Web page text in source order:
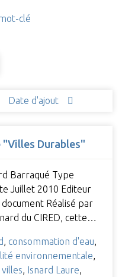
clé
Date d'ajout
Durables"
Barraqué Type
Juillet 2010 Editeur
document Réalisé par
du CIRED, cette…
consommation d'eau
environnementale
Isnard Laure